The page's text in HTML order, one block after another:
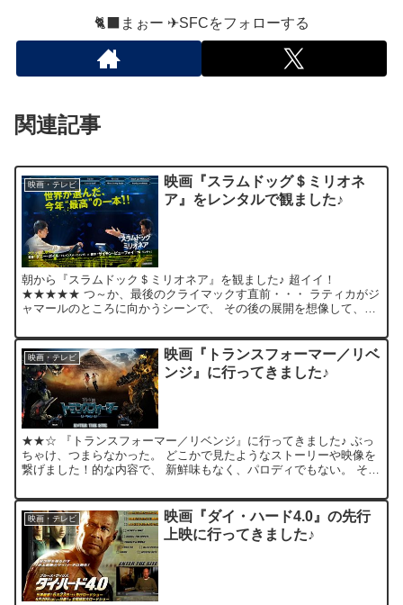
🐈‍⬛まぉー ✈︎SFCをフォローする
関連記事
映画・テレビ
映画『スラムドッグ＄ミリオネ
ア』をレンタルで観ました♪
朝から『スラムドック＄ミリオネア』を観ました♪ 超イイ！
★★★★★ つ～か、最後のクライマックす直前・・・ ラティカがジ
ャマールのところに向かうシーンで、 その後の展開を想像して、涙
映画・テレビ
映画『トランスフォーマー／リベ
ンジ』に行ってきました♪
★★☆ 『トランスフォーマー／リベンジ』に行ってきました♪ ぶっ
ちゃけ、つまらなかった。 どこかで見たようなストーリーや映像を
繋げました！的な内容で、 新鮮味もなく、パロディでもない。 そし
映画・テレビ
映画『ダイ・ハード4.0』の先行
上映に行ってきました♪